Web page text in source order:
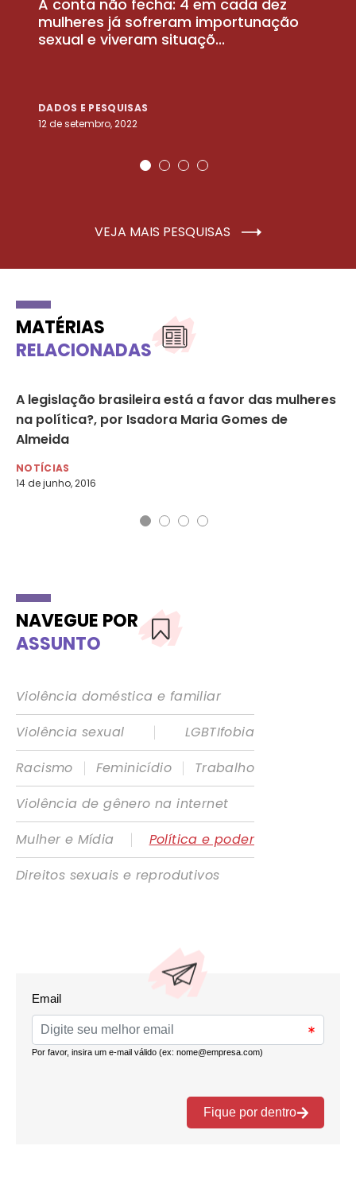
A conta não fecha: 4 em cada dez
mulheres já sofreram importunação
sexual e viveram situaçõ...
DADOS E PESQUISAS
12 de setembro, 2022
VEJA MAIS PESQUISAS
MATÉRIAS
RELACIONADAS
A legislação brasileira está a favor das mulheres
na política?, por Isadora Maria Gomes de
Almeida
NOTÍCIAS
14 de junho, 2016
NAVEGUE POR
ASSUNTO
Violência doméstica e familiar
Violência sexual
|
LGBTIfobia
Racismo
| Feminicídio |
Trabalho
Violência de gênero na internet
Mulher e Mídia
|
Política e poder
Direitos sexuais e reprodutivos